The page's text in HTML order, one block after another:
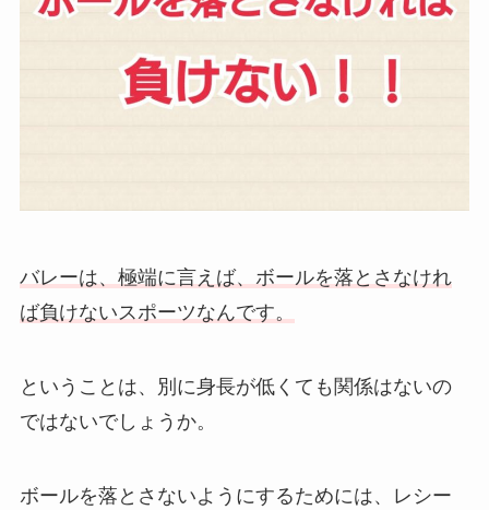
バレーは、極端に言えば、ボールを落とさなけれ
ば負けないスポーツなんです。
ということは、別に身長が低くても関係はないの
ではないでしょうか。
ボールを落とさないようにするためには、レシー